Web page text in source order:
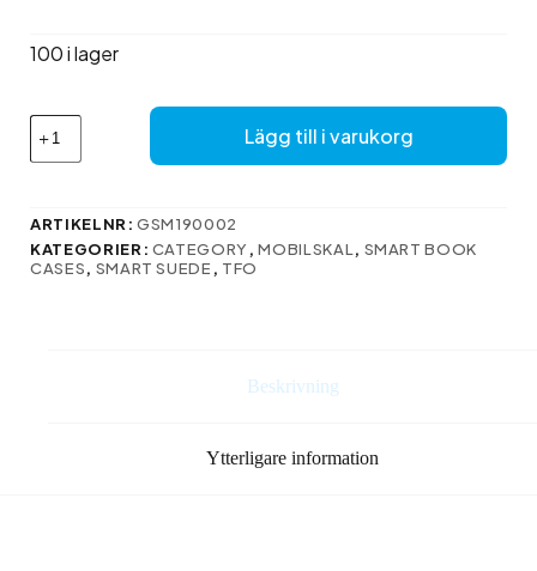
var:
är:
100 i lager
Slim
fodral
2
för
Redmi
Lägg till i varukorg
ARTIKELNR:GSM190002
KATEGORIER: CATEGORY ,MOBILSKAL , SMART BOOK
CASES, SMART SUEDE , TFO
Beskrivning
Ytterligare information